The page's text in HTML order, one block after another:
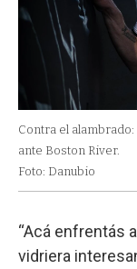
Contra el
ante Boston River.
Foto: Danubio
“Acá enfrentás
vidriera